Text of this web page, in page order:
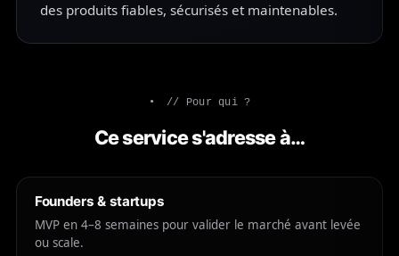
des produits fiables, sécurisés et maintenables.
// Pour qui ?
Ce service s'adresse à…
Founders & startups
MVP en 4–8 semaines pour valider le marché avant levée
ou scale.